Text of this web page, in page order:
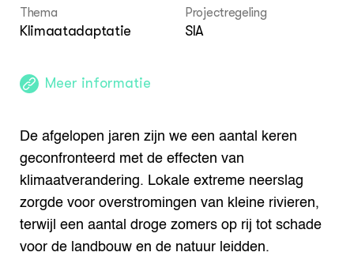
Thema
Klimaatadaptatie
Projectregeling
SIA
Meer informatie
De afgelopen jaren zijn we een aantal keren
geconfronteerd met de effecten van
klimaatverandering. Lokale extreme neerslag
zorgde voor overstromingen van kleine rivieren,
terwijl een aantal droge zomers op rij tot schade
voor de landbouw en de natuur leidden.